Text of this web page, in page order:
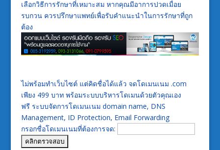
เลือกวิธีการรักษาที่เหมาะสม หากคุณมีอาการปวดเมื่อย
รบกวน ควรปรึกษาแพทย์เพื่อรับคำแนะนำในการรักษาที่ถูก
ต้อง
ไม่พร้อมทำเว็บไซต์ แต่คิดชื่อได้แล้ว จดโดเมนเนม .com
เพียง 499 บาท พร้อมระบบบริหารโดเมนด้วยตัวคุณเอง
ฟรี ระบบจัดการโดเมนเนม domain name, DNS
Management, ID Protection, Email Forwarding
กรอกชื่อโดเมนเนมที่ต้องการจด: